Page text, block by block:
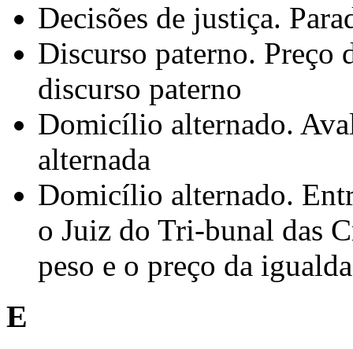
Decisões de justiça.
Discurso paterno. Preço
discurso paterno
Domicílio alternado.
alternada
Domicílio alternado.
o Juiz do Tri-bunal das
peso e o preço da
E